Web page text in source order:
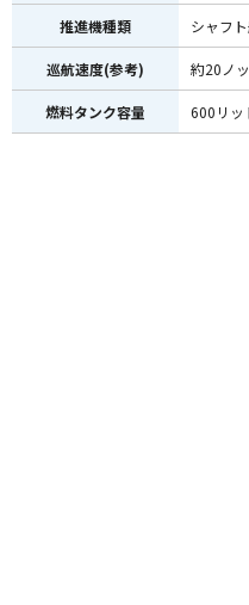
推進機種類 シャフ
巡航速度(参考) 約20ノ
燃料タンク容量 600リッ